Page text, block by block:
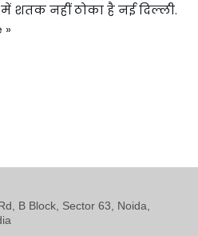
शतक नहीं ठोका है नई दिल्ली.
»
B Block, Sector 63, Noida,